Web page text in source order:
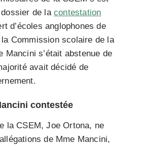
dossier de lacontestation
d’écoles anglophones de
Commission scolaire de la
Mancini s’était abstenue de
avait décidé de
contestée
la CSEM, Joe Ortona, ne
de Mme Mancini,